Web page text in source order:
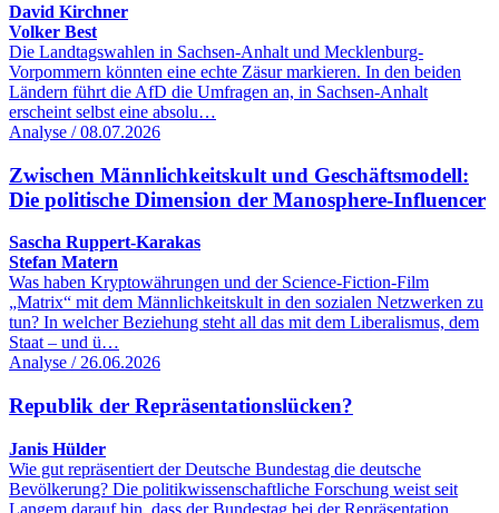
David Kirchner
Volker Best
Die Landtagswahlen in Sachsen-Anhalt und Mecklenburg-
Vorpommern könnten eine echte Zäsur markieren. In den beiden
Ländern führt die AfD die Umfragen an, in Sachsen-Anhalt
erscheint selbst eine absolu…
Analyse / 08.07.2026
Zwischen Männlichkeitskult und Geschäftsmodell:
Die politische Dimension der Manosphere-Influencer
Sascha Ruppert-Karakas
Stefan Matern
Was haben Kryptowährungen und der Science-Fiction-Film
„Matrix“ mit dem Männlichkeitskult in den sozialen Netzwerken zu
tun? In welcher Beziehung steht all das mit dem Liberalismus, dem
Staat – und ü…
Analyse / 26.06.2026
Republik der Repräsentationslücken?
Janis Hülder
Wie gut repräsentiert der Deutsche Bundestag die deutsche
Bevölkerung? Die politikwissenschaftliche Forschung weist seit
Langem darauf hin, dass der Bundestag bei der Repräsentation